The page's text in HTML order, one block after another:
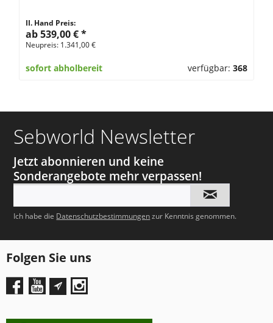
II. Hand Preis:
ab 539,00 €*
Neupreis: 1.341,00 €
sofort abholbereit verfügbar: 368
Sebworld Newsletter
Jetzt abonnieren und keine
Sonderangebote mehr verpassen!
Ich habe die Datenschutzbestimmungenzur Kenntnis genommen.
Folgen Sie uns